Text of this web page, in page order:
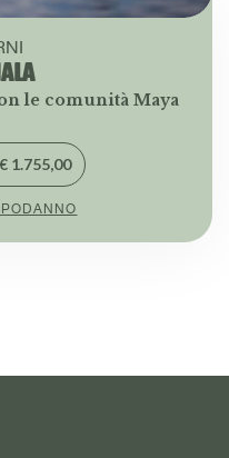
le comunità Maya
1.755,00